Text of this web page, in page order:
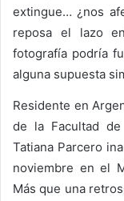
extingue… ¿nos
reposa el lazo
fotografía podría
alguna supuesta
Residente en
de la Facultad
Tatiana Parcero
noviembre en el
Más que una